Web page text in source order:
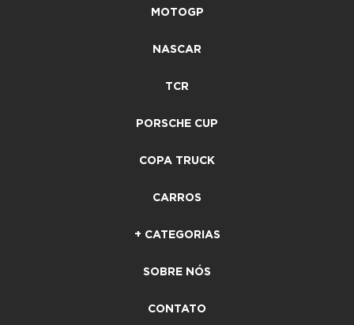
MOTOGP
NASCAR
TCR
PORSCHE CUP
COPA TRUCK
CARROS
+ CATEGORIAS
SOBRE NÓS
CONTATO